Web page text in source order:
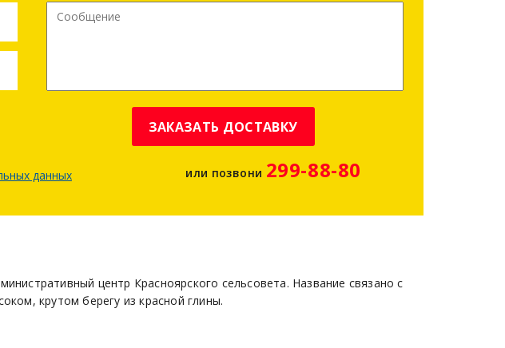
ЗАКАЗАТЬ ДОСТАВКУ
данных или позвони 299-88-80
центр Красноярского сельсовета. Название связано с
крутом берегу из красной глины.